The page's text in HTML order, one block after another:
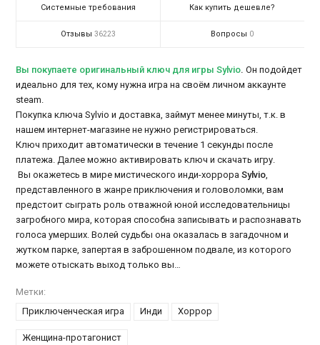
Системные требования Как купить дешевле?
Отзывы 36223 Вопросы 0
Вы покупаете оригинальный ключ для игры Sylvio. Он подойдет
идеально для тех, кому нужна игра на своём личном аккаунте
steam.
Покупка ключа Sylvio и доставка, займут менее минуты, т.к. в
нашем интернет-магазине не нужно регистрироваться.
Ключ приходит автоматически в течение 1 секунды после
платежа. Далее можно активировать ключ и скачать игру.
Вы окажетесь в мире мистического инди-хоррораSylvio,
представленного в жанре приключения и головоломки, вам
предстоит сыграть роль отважной юной исследовательницы
загробного мира, которая способна записывать и распознавать
голоса умерших. Волей судьбы она оказалась в загадочном и
жутком парке, запертая в заброшенном подвале, из которого
можете отыскать выход только вы…
Метки:
Приключенческая игра
Инди Хоррор
Женщина-протагонист